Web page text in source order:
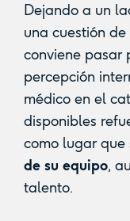
Dejando a un
una cuestión
conviene pasar
percepción
médico en el
disponibles
como lugar que
de su equipo,
talento.